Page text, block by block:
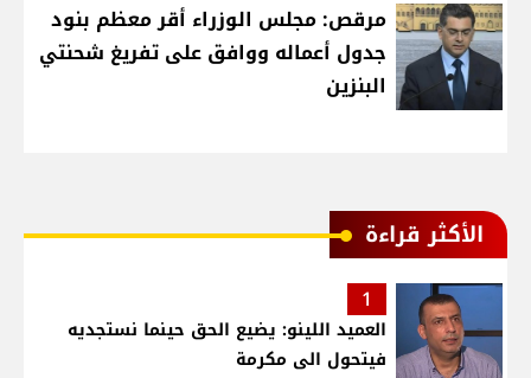
مرقص: مجلس الوزراء أقر معظم بنود
جدول أعماله ووافق على تفريغ شحنتي
البنزين
الأكثر قراءة
1
العميد اللينو: يضيع الحق حينما نستجديه
فيتحول الى مكرمة